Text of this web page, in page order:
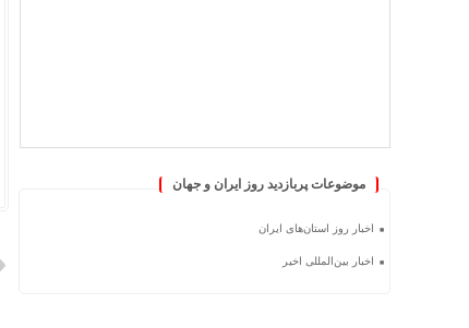
موضوعات پربازدید روز ایران و جهان
اخبار روز استان‌های ایران
اخبار بین‌المللی اخیر